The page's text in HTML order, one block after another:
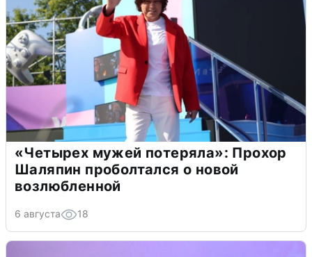
«Четырех мужей потеряла»: Прохор
Шаляпин проболтался о новой
возлюбленной
6 августа 18